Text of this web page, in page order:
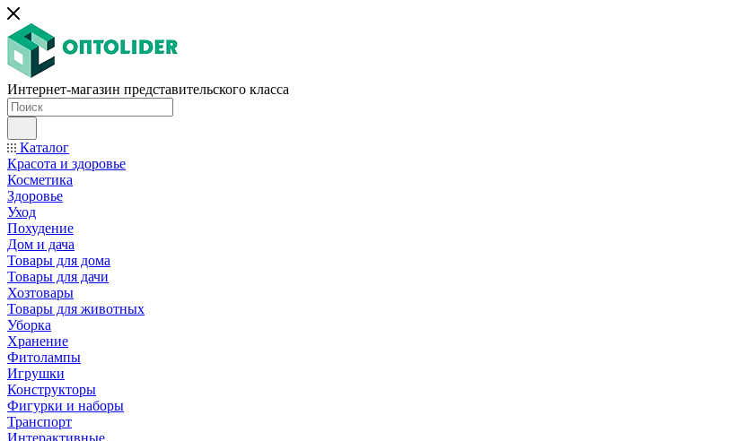
Интернет-магазин представительского класса
Каталог
Красота и здоровье
Косметика
Здоровье
Уход
Похудение
Дом и дача
Товары для дома
Товары для дачи
Хозтовары
Товары для животных
Уборка
Хранение
Фитолампы
Игрушки
Конструкторы
Фигурки и наборы
Транспорт
Интерактивные